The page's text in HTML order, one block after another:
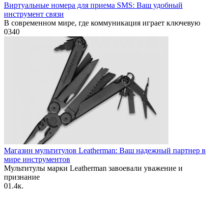
Виртуальные номера для приема SMS: Ваш удобный
инструмент связи
В современном мире, где коммуникация играет ключевую
0340
Магазин мультитулов Leatherman: Ваш надежный партнер в
мире инструментов
Мультитулы марки Leatherman завоевали уважение и
признание
01.4к.